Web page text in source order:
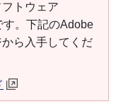
トウェア
す。下記のAdobe
ら入手してくだ